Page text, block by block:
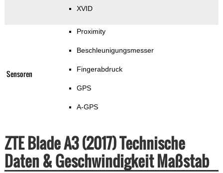
XVID
Sensoren
Proximity
Beschleunigungsmesser
Fingerabdruck
GPS
A-GPS
ZTE Blade A3 (2017) Technische
Daten & Geschwindigkeit Maßstab